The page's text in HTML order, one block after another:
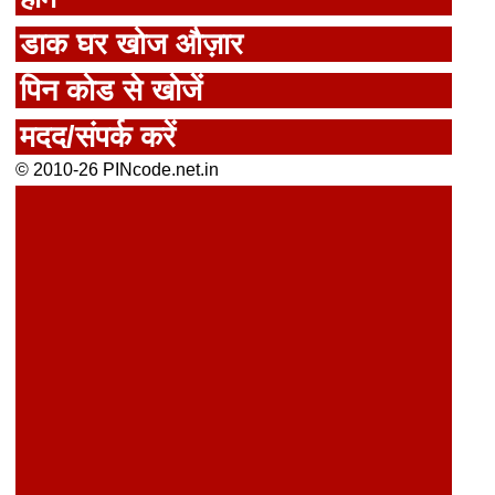
डाक घर खोज औज़ार
पिन कोड से खोजें
मदद/संपर्क करें
© 2010-26 PINcode.net.in